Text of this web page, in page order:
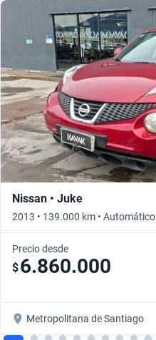
Nissan • Juke
2013 • 139.000 km • Automático
Precio desde
$6.860.000
Metropolitana de Santiago